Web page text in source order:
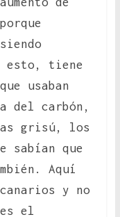
esto, tiene
usaban
del carbón,
grisú, los
sabían que
Aquí
y no
el